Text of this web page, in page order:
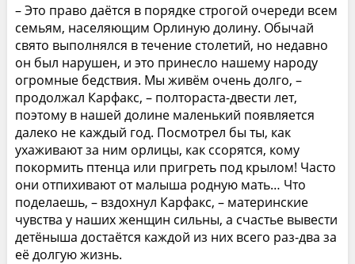
– Это право даётся в порядке строгой очереди всем
семьям, населяющим Орлиную долину. Обычай
свято выполнялся в течение столетий, но недавно
он был нарушен, и это принесло нашему народу
огромные бедствия. Мы живём очень долго, –
продолжал Карфакс, – полтораста-двести лет,
поэтому в нашей долине маленький появляется
далеко не каждый год. Посмотрел бы ты, как
ухаживают за ним орлицы, как ссорятся, кому
покормить птенца или пригреть под крылом! Часто
они отпихивают от малыша родную мать… Что
поделаешь, – вздохнул Карфакс, – материнские
чувства у наших женщин сильны, а счастье вывести
детёныша достаётся каждой из них всего раз-два за
её долгую жизнь.